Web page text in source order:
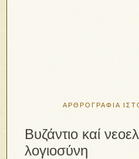
ΑΡΘΡΟΓΡΑΦΙΑ
Βυζάντιο καί
λογιοσύνη